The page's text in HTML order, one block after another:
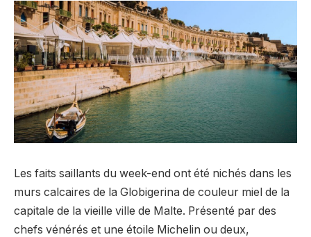
Les faits saillants du week-end ont été nichés dans les
murs calcaires de la Globigerina de couleur miel de la
capitale de la vieille ville de Malte. Présenté par des
chefs vénérés et une étoile Michelin ou deux,